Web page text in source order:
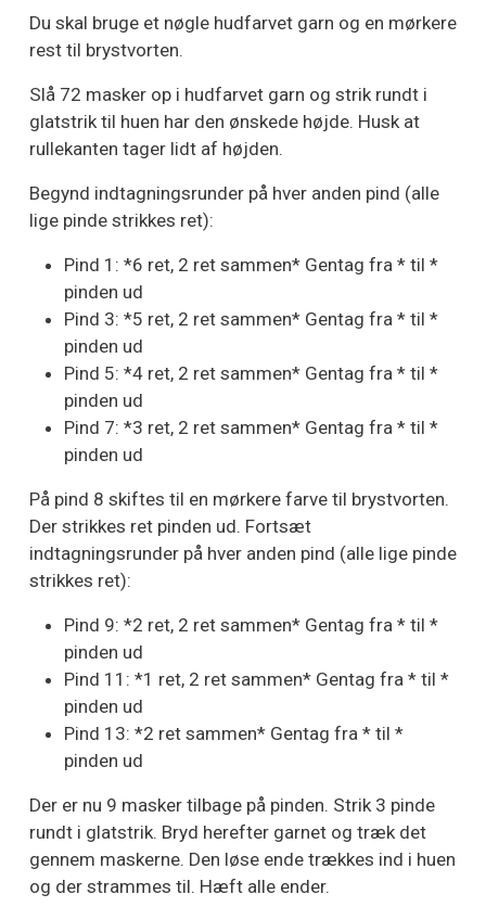
Du skal bruge et nøgle hudfarvet garn og en mørkere
rest til brystvorten.
Slå 72 masker op i hudfarvet garn og strik rundt i
glatstrik til huen har den ønskede højde. Husk at
rullekanten tager lidt af højden.
Begynd indtagningsrunder på hver anden pind (alle
lige pinde strikkes ret):
Pind 1: *6 ret, 2 ret sammen* Gentag fra * til *
pinden ud
Pind 3: *5 ret, 2 ret sammen* Gentag fra * til *
pinden ud
Pind 5: *4 ret, 2 ret sammen* Gentag fra * til *
pinden ud
Pind 7: *3 ret, 2 ret sammen* Gentag fra * til *
pinden ud
På pind 8 skiftes til en mørkere farve til brystvorten.
Der strikkes ret pinden ud. Fortsæt
indtagningsrunder på hver anden pind (alle lige pinde
strikkes ret):
Pind 9: *2 ret, 2 ret sammen* Gentag fra * til *
pinden ud
Pind 11: *1 ret, 2 ret sammen* Gentag fra * til *
pinden ud
Pind 13: *2 ret sammen* Gentag fra * til *
pinden ud
Der er nu 9 masker tilbage på pinden. Strik 3 pinde
rundt i glatstrik. Bryd herefter garnet og træk det
gennem maskerne. Den løse ende trækkes ind i huen
og der strammes til. Hæft alle ender.